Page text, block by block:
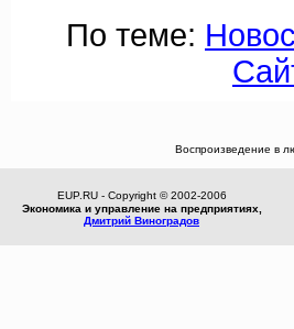
По теме:
Воспроизведение в
EUP.RU - Copyright © 2002-2006
Экономика и управление на предприятиях,
Дмитрий Виноградов